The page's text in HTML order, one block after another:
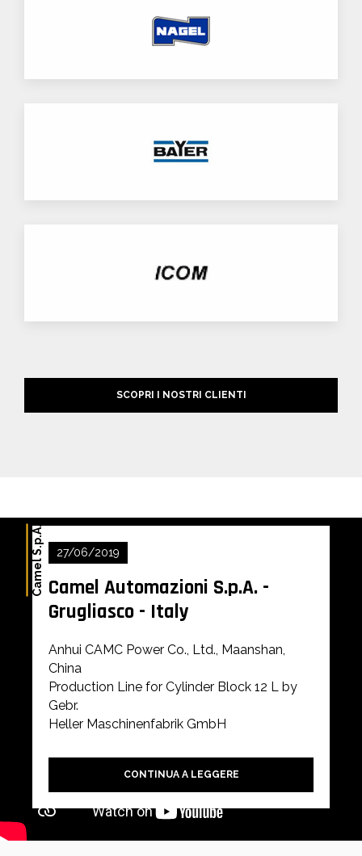
SCOPRI I NOSTRI CLIENTI
Camel S.p.A. 27/06/2019
Camel Automazioni S.p.A. -
Grugliasco - Italy
Anhui CAMC Power Co., Ltd., Maanshan,
China
Production Line for Cylinder Block 12 L by
Gebr.
Heller Maschinenfabrik GmbH
CONTINUA A LEGGERE